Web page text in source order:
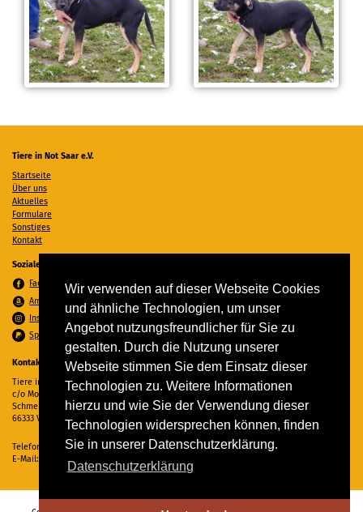
Wir verwenden auf dieser Webseite Cookies
und ähnliche Technologien, um unser
Angebot nutzungsfreundlicher für Sie zu
gestalten. Durch die Nutzung unserer
Webseite stimmen Sie dem Einsatz dieser
Technologien zu. Weitere Informationen
hierzu und wie Sie der Verwendung dieser
Technologien widersprechen können, finden
Sie in unserer Datenschutzerklärung.
Datenschutzerklärung
Tiere in Not Saar e.V.
Startseite
Über uns
Aktuelles
Formulare
Sonstiges
Kontakt
Soziale Medien
Facebook
Amazon Wunschzettel
Instagram
Spenden per PayPal
Kontakt
Tiere in Not Saar e.V.
c/o Monika Ewen
Schmelzer Straße 22
66333 Völklingen
Telefon:
06898 294862
E-Mail:
info@tiere-in-not-saar.de